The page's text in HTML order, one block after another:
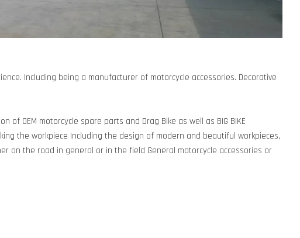
Including being a manufacturer of motorcycle accessories. Decorative
OEM motorcycle spare parts and Drag Bike as well as BIG BIKE
the workpiece Including the design of modern and beautiful workpieces,
on the road in general or in the field General motorcycle accessories or